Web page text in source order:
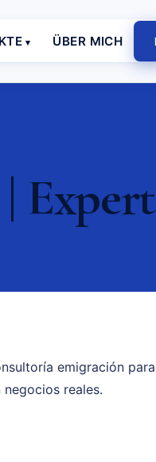
ÜBER MICH
emigración para
reales.